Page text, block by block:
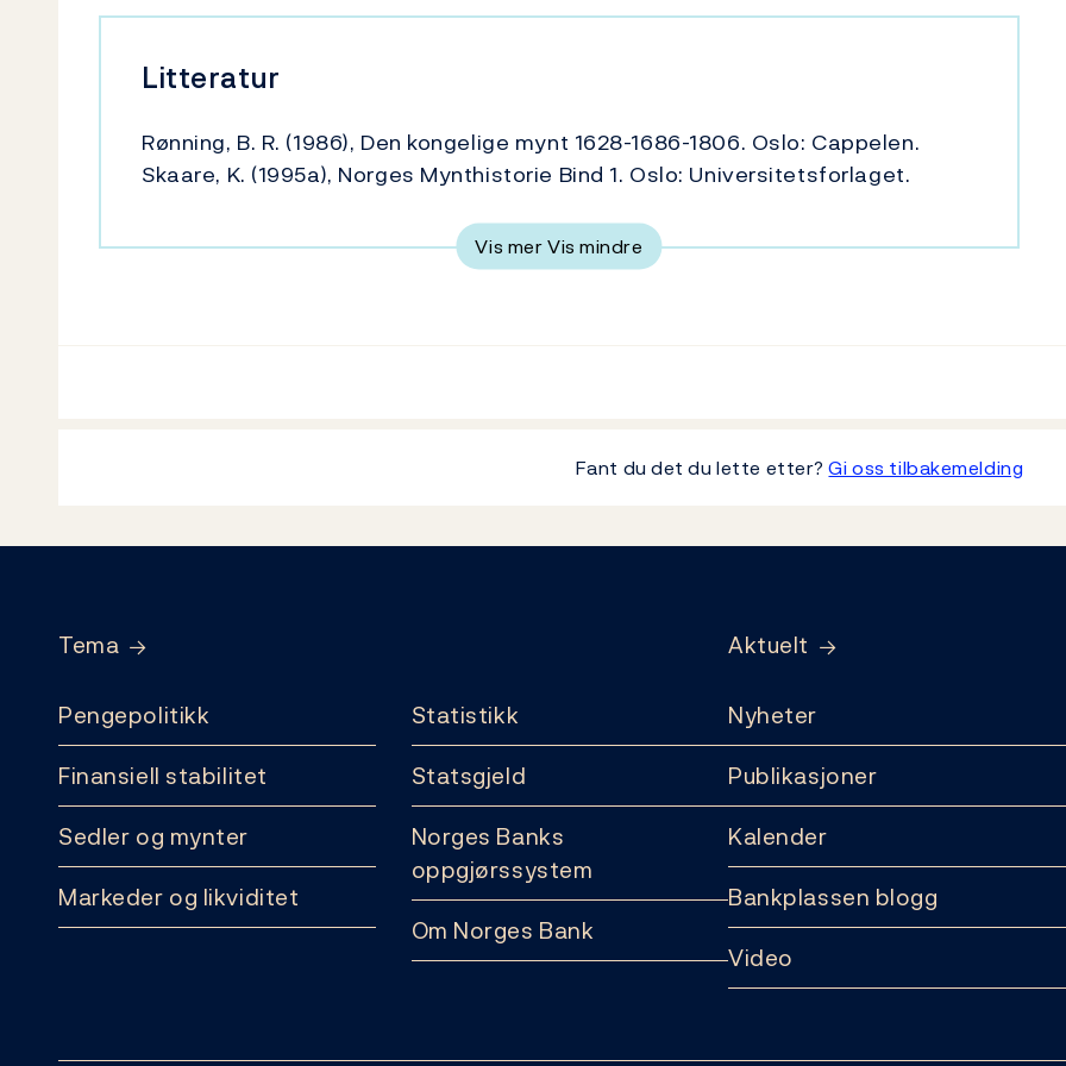
Litteratur
Rønning, B. R. (1986), Den kongelige mynt 1628-1686-1806. Oslo: Cappelen.
Skaare, K. (1995a), Norges Mynthistorie Bind 1. Oslo: Universitetsforlaget.
Vis merVis mindre
Fant du det du lette etter?Gi oss tilbakemelding
Tema
Pengepolitikk
Finansiell stabilitet
Sedler og mynter
Markeder og likviditet
Statistikk
Statsgjeld
Norges Banks
oppgjørssystem
Om Norges Bank
Aktuelt
Nyheter
Publikasjoner
Kalender
Bankplassen blogg
Video